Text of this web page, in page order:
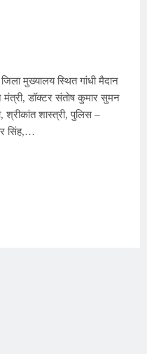
मुख्यालय स्थित गांधी मैदान
डॉक्टर संतोष कुमार सुमन
श्रीकांत शास्त्री, पुलिस –
सिंह,…